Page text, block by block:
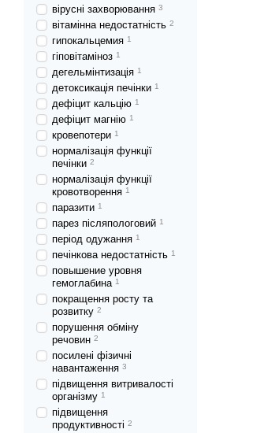
вірусні захворювання 3
вітамінна недостатність 2
гипокальцемия 1
гіповітаміноз 1
дегельмінтизація 1
детоксикація печінки 1
дефіцит кальцію 1
дефіцит магнію 1
кровепотери 1
нормалізація функції
печінки 2
нормалізація функції
кровотворення 1
паразити 1
парез післяпологовий 1
період одужання 1
печінкова недостатність 1
повышение уровня
гемоглабина 1
покращення росту та
розвитку 2
порушення обміну
речовин 2
посилені фізичні
навантаження 3
підвищення витривалості
організму 1
підвищення
продуктивності 2